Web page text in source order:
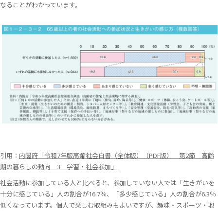
なることがわかっています。
引用： 内閣府「令和7年版高齢社会白書（全体版）（PDF版） 第2節 高齢
期の暮らしの動向 3 学習・社会参加」
社会活動に参加している人と比べると、参加していない人では「生きがいを
十分に感じている」人の割合が16.7％、「多少感じている」人の割合が6.3％
低くなっています。個人で楽しむ取組みもよいですが、趣味・スポーツ・地